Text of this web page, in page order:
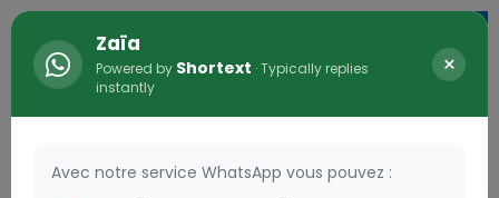
Zaïa
Powered by Shortext · Typically replies
instantly
×
Avec notre service WhatsApp vous pouvez :